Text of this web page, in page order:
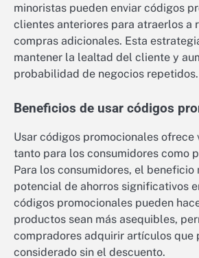
minoristas pueden enviar códigos
clientes anteriores para atraerlos a
compras adicionales. Esta
mantener la lealtad del cliente y
probabilidad de negocios repetidos.
Beneficios de usar códigos
Usar códigos promocionales ofrece
tanto para los consumidores como
Para los consumidores, el beneficio
potencial de ahorros significativos
códigos promocionales pueden
productos sean más asequibles,
compradores adquirir artículos que
considerado sin el descuento.